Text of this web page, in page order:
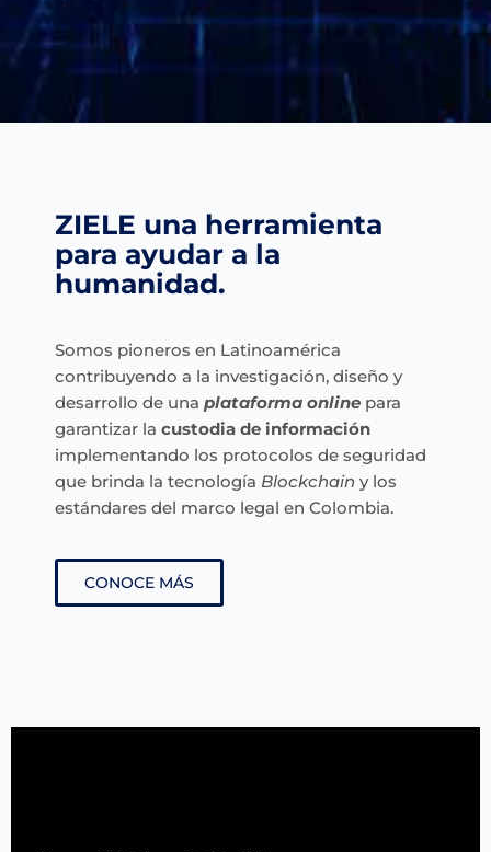
ZIELE una herramienta
para ayudar a la
humanidad.
Somos pioneros en Latinoamérica
contribuyendo a la investigación, diseño y
desarrollo de una plataforma online para
garantizar la custodia de información
implementando los protocolos de seguridad
que brinda la tecnología Blockchain y los
estándares del marco legal en Colombia.
CONOCE MÁS